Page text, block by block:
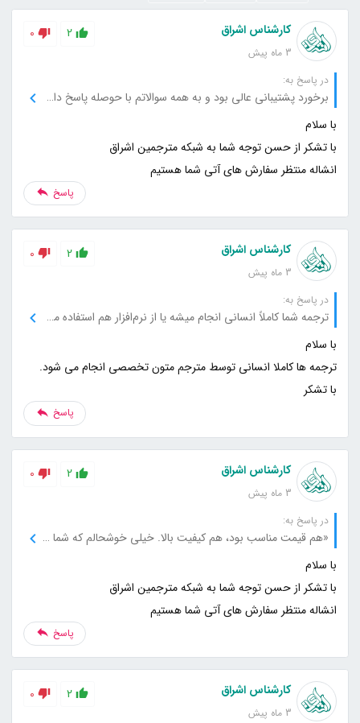
کارشناس اشراق
3 ماه پیش
2
0
در پاسخ به:
برخورد پشتیبانی عالی بود و به همه سوالاتم با حوصله پاسخ دادن. ترجمه‌ها هم بدون هیچ ایرادی تأیید شد
انشاله منتظر سفارش های آتی شما هستیم
پاسخ
کارشناس اشراق
3 ماه پیش
2
0
در پاسخ به:
ترجمه شما کاملاً انسانی انجام میشه یا از نرم‌افزار هم استفاده می‌کنید؟
با تشکر
پاسخ
کارشناس اشراق
3 ماه پیش
2
0
در پاسخ به:
«هم قیمت مناسب بود، هم کیفیت بالا. خیلی خوشحالم که شما رو انتخاب کردم.»
انشاله منتظر سفارش های آتی شما هستیم
پاسخ
کارشناس اشراق
3 ماه پیش
2
0